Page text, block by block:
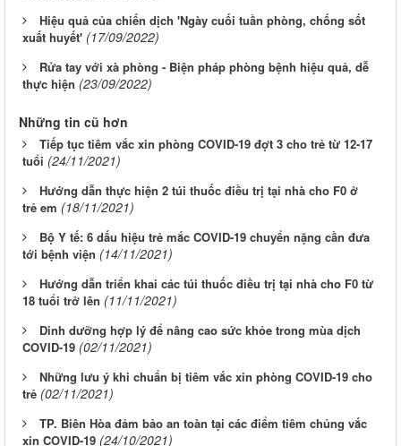
Hiệu quả của chiến dịch 'Ngày cuối tuần phòng, chống sốt
xuất huyết' (17/09/2022)
Rửa tay với xà phòng - Biện pháp phòng bệnh hiệu quả, dễ
thực hiện (23/09/2022)
Những tin cũ hơn
Tiếp tục tiêm vắc xin phòng COVID-19 đợt 3 cho trẻ từ 12-17
tuổi (24/11/2021)
Hướng dẫn thực hiện 2 túi thuốc điều trị tại nhà cho F0 ở
trẻ em (18/11/2021)
Bộ Y tế: 6 dấu hiệu trẻ mắc COVID-19 chuyển nặng cần đưa
tới bệnh viện (14/11/2021)
Hướng dẫn triển khai các túi thuốc điều trị tại nhà cho F0 từ
18 tuổi trở lên (11/11/2021)
Dinh dưỡng hợp lý để nâng cao sức khỏe trong mùa dịch
COVID-19 (02/11/2021)
Những lưu ý khi chuẩn bị tiêm vắc xin phòng COVID-19 cho
trẻ (02/11/2021)
TP. Biên Hòa đảm bảo an toàn tại các điểm tiêm chủng vắc
xin COVID-19 (24/10/2021)